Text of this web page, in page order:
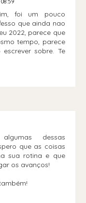
foi um pouco
que ainda nao
2022, parece que
tempo, parece
sobre. Te
dessas
que as coisas
sua rotina e que
os avanços!